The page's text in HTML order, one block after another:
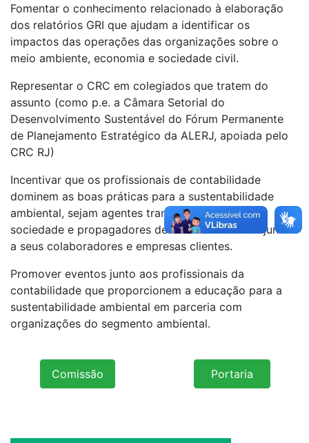
Fomentar o conhecimento relacionado à elaboração
dos relatórios GRI que ajudam a identificar os
impactos das operações das organizações sobre o
meio ambiente, economia e sociedade civil.
Representar o CRC em colegiados que tratem do
assunto (como p.e. a Câmara Setorial do
Desenvolvimento Sustentável do Fórum Permanente
de Planejamento Estratégico da ALERJ, apoiada pelo
CRC RJ)
Incentivar que os profissionais de contabilidade
dominem as boas práticas para a sustentabilidade
ambiental, sejam agentes transformadores da
sociedade e propagadores desse hábito salutar junto
a seus colaboradores e empresas clientes.
Promover eventos junto aos profissionais da
contabilidade que proporcionem a educação para a
sustentabilidade ambiental em parceria com
organizações do segmento ambiental.
Comissão Portaria